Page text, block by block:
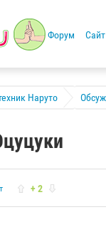
Форум Сайт
Наруто
+ 2